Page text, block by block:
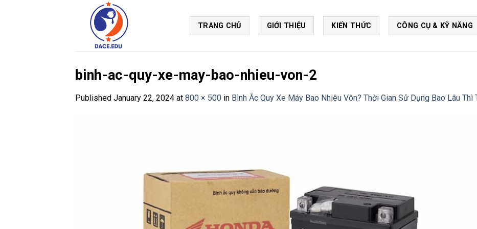
TRANG CHỦ GIỚI THIỆU KIẾN THỨC CÔNG CỤ & KỸ NĂNG
binh-ac-quy-xe-may-bao-nhieu-von-2
Published January 22, 2024 at 800 × 500 in Bình Ắc Quy Xe Máy Bao Nhiêu Vôn? Thời Gian Sử Dụng Bao Lâu Thì